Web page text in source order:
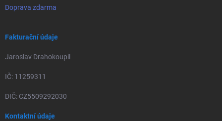
Doprava zdarma
Fakturační údaje
Jaroslav Drahokoupil
IČ: 11259311
DIČ: CZ5509292030
Kontaktní údaje